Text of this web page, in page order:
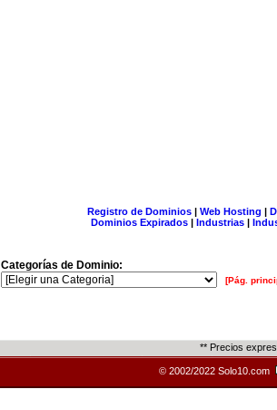
Registro de Dominios| Web Hosting |
Dominios Expirados | Industrias |
Categorías de Dominio:
[Pág.
** Precios
© 2002/2022 Solo10.com